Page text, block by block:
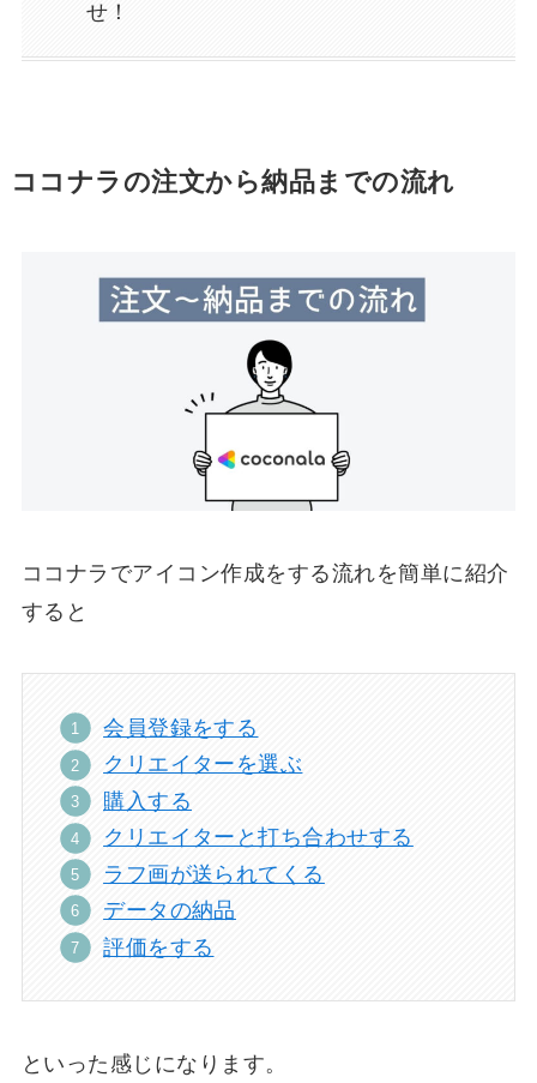
せ！
ココナラの注文から納品までの流れ
ココナラでアイコン作成をする流れを簡単に紹介
すると
会員登録をする
クリエイターを選ぶ
購入する
クリエイターと打ち合わせする
ラフ画が送られてくる
データの納品
評価をする
といった感じになります。